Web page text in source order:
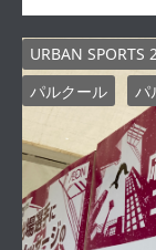
URBAN SPORTS
パルクール
パ